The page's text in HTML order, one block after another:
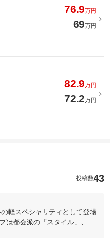
76.9万円
69万円
82.9万円
72.2万円
投稿数43
軽スペシャリティとして登場
は都会派の「スタイル」、